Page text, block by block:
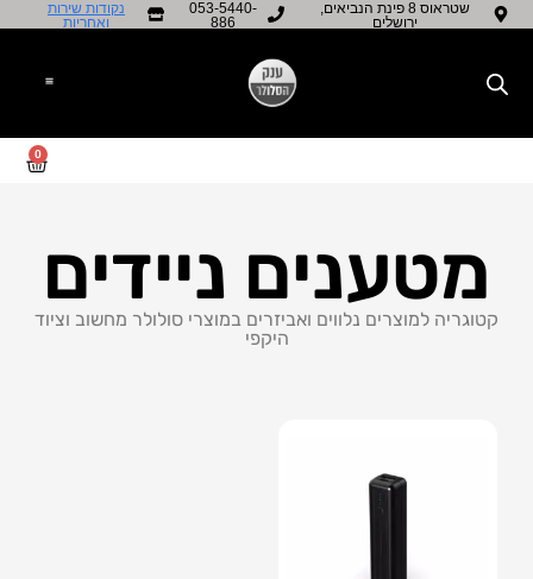
שטראוס 8 פינת הנביאים,
ירושלים
053-5440-
886
נקודות שירות
ואחריות​
0
מטענים ניידים
קטוגריה למוצרים נלווים ואביזרים במוצרי סולולר מחשוב וציוד
היקפי